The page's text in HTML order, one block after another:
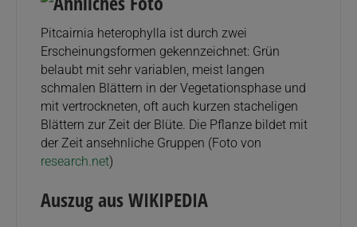
Pitcairnia heterophylla ist durch zwei
Erscheinungsformen gekennzeichnet: Grün
belaubt mit sehr variablen, meist langen
schmalen Blättern in der Vegetationsphase und
mit vertrockneten, oft auch kurzen stacheligen
Blättern zur Zeit der Blüte. Die Pflanze bildet mit
der Zeit ansehnliche Gruppen (Foto von
research.net)
Auszug aus WIKIPEDIA